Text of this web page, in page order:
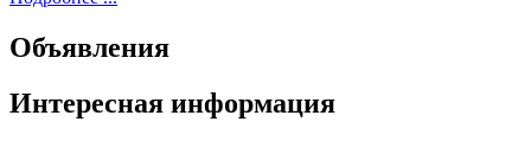
Объявления
Интересная информация